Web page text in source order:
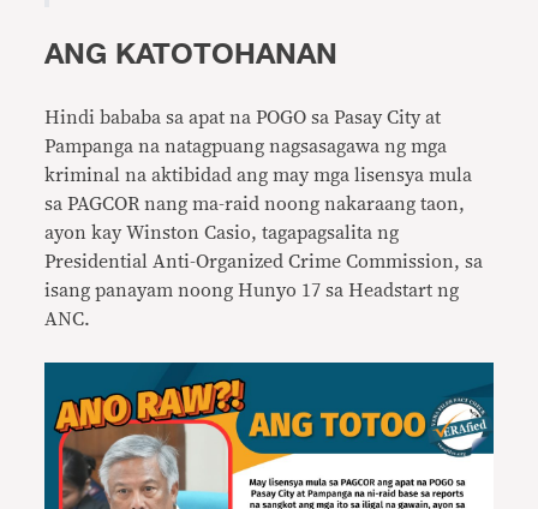
ANG KATOTOHANAN
Hindi bababa sa apat na POGO sa Pasay City at
Pampanga na natagpuang nagsasagawa ng mga
kriminal na aktibidad ang may mga lisensya mula
sa PAGCOR nang ma-raid noong nakaraang taon,
ayon kay Winston Casio, tagapagsalita ng
Presidential Anti-Organized Crime Commission, sa
isang panayam noong Hunyo 17 sa Headstart ng
ANC.